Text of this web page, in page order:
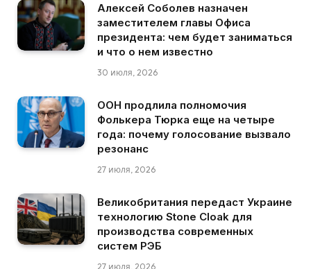
Алексей Соболев назначен
заместителем главы Офиса
президента: чем будет заниматься
и что о нем известно
30 июля, 2026
ООН продлила полномочия
Фолькера Тюрка еще на четыре
года: почему голосование вызвало
резонанс
27 июля, 2026
Великобритания передаст Украине
технологию Stone Cloak для
производства современных
систем РЭБ
27 июля, 2026